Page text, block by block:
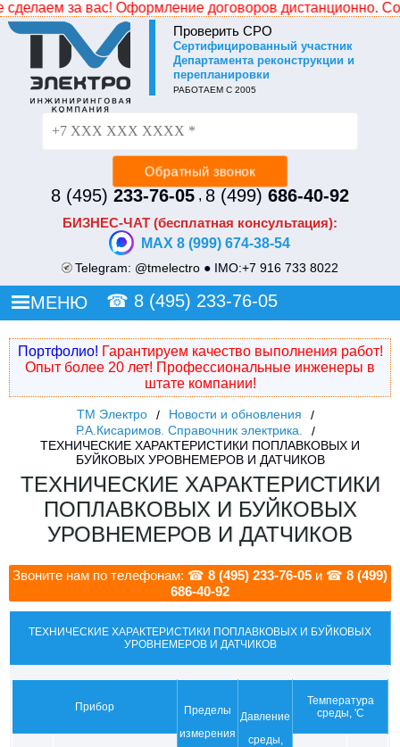
за вас! Оформление договоров дистанционно.
Проверить СРО
Cертифицированный участник
Департамента реконструкции и
перепланировки
РАБОТАЕМ С 2005
8 (495) 233-76-05, 8 (499) 686-40-92
БИЗНЕС-ЧАТ (бесплатная консультация):
MAX 8 (999) 674-38-54
Telegram: @tmelectro ● IMO:+7 916 733 8022
☎ 8 (495) 233-76-05
МЕНЮ
Портфолио! Гарантируем качество выполнения работ!
Опыт более 20 лет! Профессиональные инженеры в
штате компании!
ТМ Электро
Новости и обновления
Р.А.Кисаримов. Справочник электрика.
ТЕХНИЧЕСКИЕ ХАРАКТЕРИСТИКИ ПОПЛАВКОВЫХ И
БУЙКОВЫХ УРОВНЕМЕРОВ И ДАТЧИКОВ
ТЕХНИЧЕСКИЕ ХАРАКТЕРИСТИКИ
ПОПЛАВКОВЫХ И БУЙКОВЫХ
УРОВНЕМЕРОВ И ДАТЧИКОВ
Звоните нам по телефонам: ☎ 8 (495) 233-76-05 и ☎ 8 (499)
686-40-92
ТЕХНИЧЕСКИЕ ХАРАКТЕРИСТИКИ ПОПЛАВКОВЫХ И БУЙКОВЫХ
УРОВНЕМЕРОВ И ДАТЧИКОВ
Прибор
Пределы
измерения
Давление
среды,
Температура
среды, 'С
Не уходите без СКИДКИ!
Просто оставьте свой номер и наш менеджер
перезвонит и сделает Вам индивидуальное ценовое